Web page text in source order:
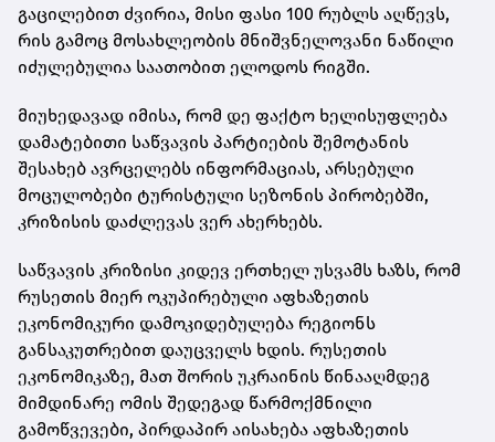
გაცილებით ძვირია, მისი ფასი 100 რუბლს აღწევს,
რის გამოც მოსახლეობის მნიშვნელოვანი ნაწილი
იძულებულია საათობით ელოდოს რიგში.
მიუხედავად იმისა, რომ დე ფაქტო ხელისუფლება
დამატებითი საწვავის პარტიების შემოტანის
შესახებ ავრცელებს ინფორმაციას, არსებული
მოცულობები ტურისტული სეზონის პირობებში,
კრიზისის დაძლევას ვერ ახერხებს.
საწვავის კრიზისი კიდევ ერთხელ უსვამს ხაზს, რომ
რუსეთის მიერ ოკუპირებული აფხაზეთის
ეკონომიკური დამოკიდებულება რეგიონს
განსაკუთრებით დაუცველს ხდის. რუსეთის
ეკონომიკაზე, მათ შორის უკრაინის წინააღმდეგ
მიმდინარე ომის შედეგად წარმოქმნილი
გამოწვევები, პირდაპირ აისახება აფხაზეთის